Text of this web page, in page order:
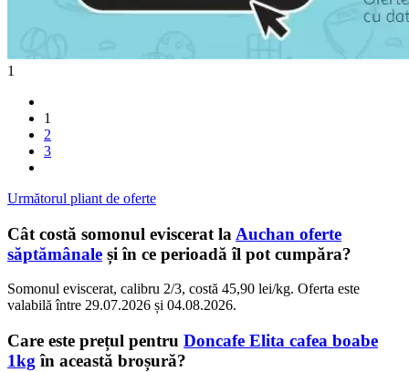
1
1
2
3
Următorul pliant de oferte
Cât costă somonul eviscerat la Auchan oferte
săptămânale și în ce perioadă îl pot cumpăra?
Somonul eviscerat, calibru 2/3, costă 45,90 lei/kg. Oferta este
valabilă între 29.07.2026 și 04.08.2026.
Care este prețul pentru Doncafe Elita cafea boabe
1kg în această broșură?